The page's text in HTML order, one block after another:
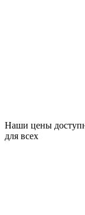
Наши цены
для всех